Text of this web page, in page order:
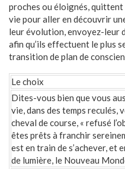
proches ou éloignés,
vie pour aller en découvrir
leur évolution, envoyez-leur
afin qu’ils effectuent le plus
transition de plan de
Le choix
Dites-vous bien que vous
vie, dans des temps reculés,
cheval de course, « refusé
êtes prêts à franchir
est en train de s’achever, et
de lumière, le Nouveau